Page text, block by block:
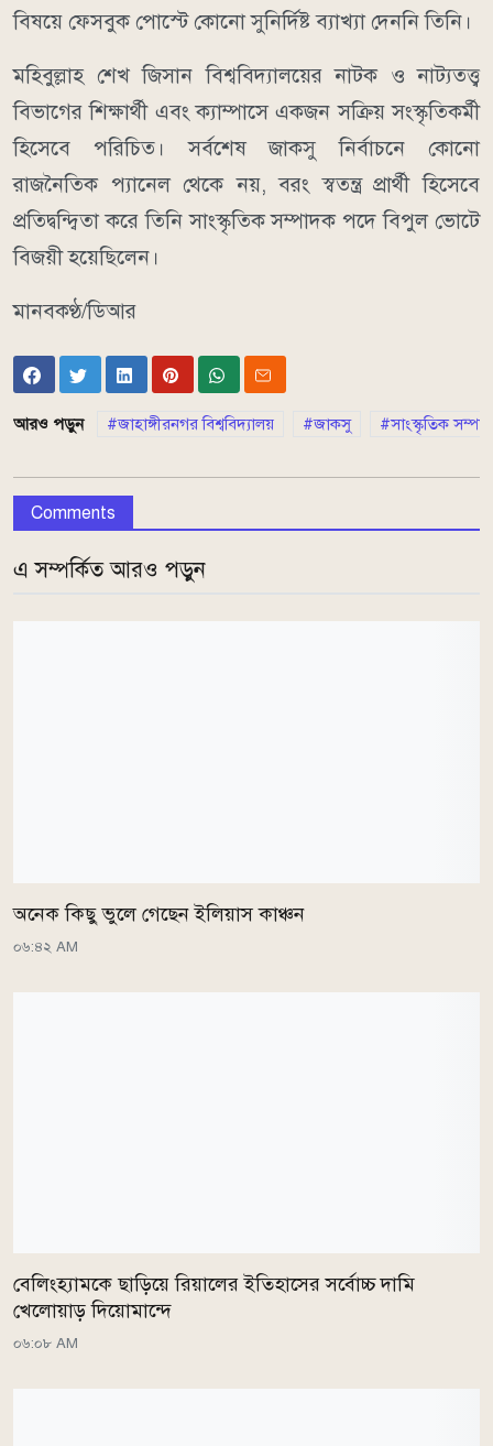
বিষয়ে ফেসবুক পোস্টে কোনো সুনির্দিষ্ট ব্যাখ্যা দেননি তিনি।
মহিবুল্লাহ শেখ জিসান বিশ্ববিদ্যালয়ের নাটক ও নাট্যতত্ত্ব
বিভাগের শিক্ষার্থী এবং ক্যাম্পাসে একজন সক্রিয় সংস্কৃতিকর্মী
হিসেবে পরিচিত। সর্বশেষ জাকসু নির্বাচনে কোনো
রাজনৈতিক প্যানেল থেকে নয়, বরং স্বতন্ত্র প্রার্থী হিসেবে
প্রতিদ্বন্দ্বিতা করে তিনি সাংস্কৃতিক সম্পাদক পদে বিপুল ভোটে
বিজয়ী হয়েছিলেন।
মানবকণ্ঠ/ডিআর
আরও পড়ুন জাহাঙ্গীরনগর বিশ্ববিদ্যালয় জাকসু সাংস্কৃতিক
Comments
এ সম্পর্কিত আরও পড়ুন
অনেক কিছু ভুলে গেছেন ইলিয়াস কাঞ্চন
০৬:৪২ AM
বেলিংহ্যামকে ছাড়িয়ে রিয়ালের ইতিহাসের সর্বোচ্চ দামি
খেলোয়াড় দিয়োমান্দে
০৬:০৮ AM